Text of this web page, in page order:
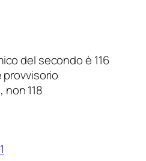
del secondo è 116
provvisorio
118